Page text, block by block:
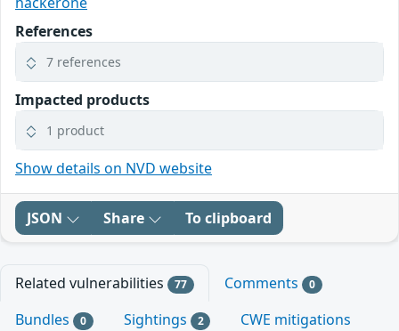
References
7 references
Impacted products
1 product
Show details on NVD website
JSON Share To clipboard
Related vulnerabilities 77 Comments 0
Bundles 0 Sightings 2
CWE mitigations